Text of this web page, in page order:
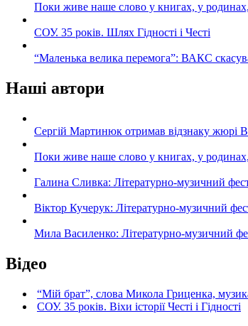
Поки живе наше слово у книгах, у
СОУ. 35 років. Шлях Гідності і Честі
“Маленька велика перемога”: ВАКС
Наші автори
Сергій Мартинюк отримав відзнаку жюрі
Поки живе наше слово у книгах, у
Галина Сливка: Літературно-музичний
Віктор Кучерук: Літературно-музичний
Мила Василенко: Літературно-музичний
Відео
“Мій брат”, слова Микола Гриценка,
СОУ. 35 років. Віхи історії Честі і Гідності